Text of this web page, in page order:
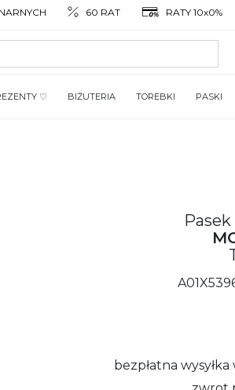
60 RAT RATY 10x0%
♡ BIŻUTERIA TOREBKI PASKI
bezpłatna